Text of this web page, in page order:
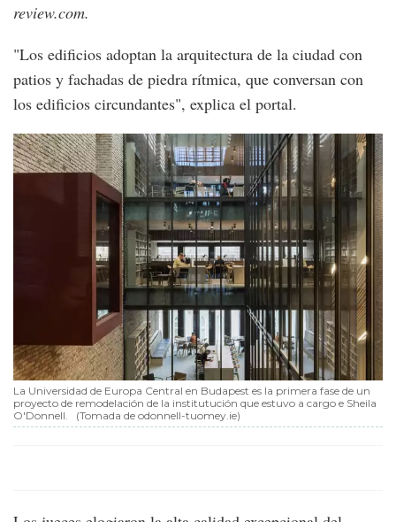
review.com.
"Los edificios adoptan la arquitectura de la ciudad con
patios y fachadas de piedra rítmica, que conversan con
los edificios circundantes", explica el portal.
La Universidad de Europa Central en Budapest es la primera fase de un
proyecto de remodelación de la institutución que estuvo a cargo e Sheila
O'Donnell.
(Tomada de odonnell-tuomey.ie)